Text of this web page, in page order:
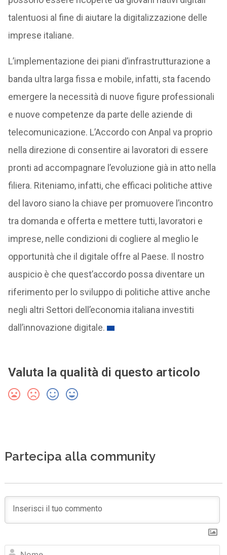
talentuosi al fine di aiutare la digitalizzazione delle
imprese italiane.
L’implementazione dei piani d’infrastrutturazione a
banda ultra larga fissa e mobile, infatti, sta facendo
emergere la necessità di nuove figure professionali
e nuove competenze da parte delle aziende di
telecomunicazione. L’Accordo con Anpal va proprio
nella direzione di consentire ai lavoratori di essere
pronti ad accompagnare l’evoluzione già in atto nella
filiera. Riteniamo, infatti, che efficaci politiche attive
del lavoro siano la chiave per promuovere l’incontro
tra domanda e offerta e mettere tutti, lavoratori e
imprese, nelle condizioni di cogliere al meglio le
opportunità che il digitale offre al Paese. Il nostro
auspicio è che quest’accordo possa diventare un
riferimento per lo sviluppo di politiche attive anche
negli altri Settori dell’economia italiana investiti
dall’innovazione digitale.
Valuta la qualità di questo articolo
Partecipa alla community